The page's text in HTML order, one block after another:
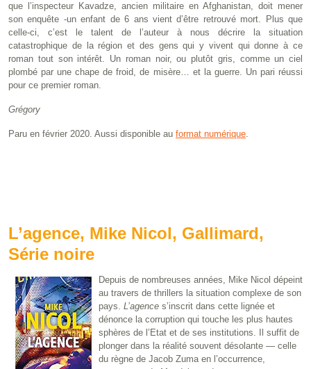
que l’inspecteur Kavadze, ancien militaire en Afghanistan, doit mener
son enquête -un enfant de 6 ans vient d’être retrouvé mort. Plus que
celle-ci, c’est le talent de l’auteur à nous décrire la situation
catastrophique de la région et des gens qui y vivent qui donne à ce
roman tout son intérêt. Un roman noir, ou plutôt gris, comme un ciel
plombé par une chape de froid, de misère… et la guerre. Un pari réussi
pour ce premier roman.
Grégory
Paru en février 2020. Aussi disponible au format numérique.
L’agence, Mike Nicol, Gallimard,
Série noire
Depuis de nombreuses années, Mike Nicol dépeint
au travers de thrillers la situation complexe de son
pays. L’agence s’inscrit dans cette lignée et
dénonce la corruption qui touche les plus hautes
sphères de l’Etat et de ses institutions. Il suffit de
plonger dans la réalité souvent désolante — celle
du règne de Jacob Zuma en l’occurrence,